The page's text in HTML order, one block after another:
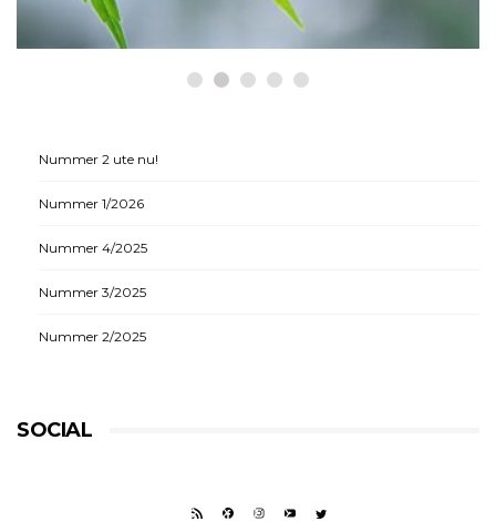
Nummer 2 ute nu!
Nummer 1/2026
Nummer 4/2025
Nummer 3/2025
Nummer 2/2025
SOCIAL
RSS FEEDFACEBOOK
INSTAGRAM
YOUTUBETWITTER